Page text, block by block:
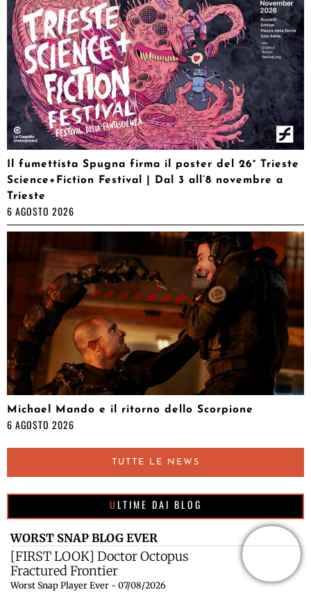
Il fumettista Spugna firma il poster del 26° Trieste
Science+Fiction Festival | Dal 3 all’8 novembre a
Trieste
6 AGOSTO 2026
Michael Mando e il ritorno dello Scorpione
6 AGOSTO 2026
TUTTE LE NEWS
ULTIME DAI BLOG
WORST SNAP BLOG EVER
[FIRST LOOK] Doctor Octopus
Fractured Frontier
Worst Snap Player Ever - 07/08/2026